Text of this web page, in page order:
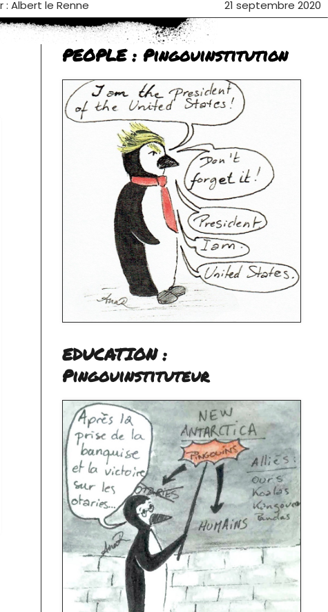
: Albert le Renne 21 septembre 2020
PEOPLE : Pingouinstitution
EDUCATION :
Pingouinstituteur